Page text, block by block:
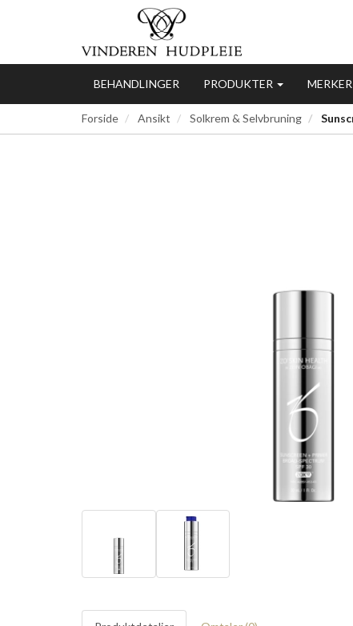
BEHANDLINGER PRODUKTER MERKER
Forside Ansikt Solkrem & Selvbruning